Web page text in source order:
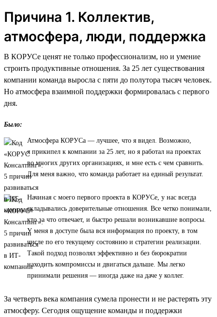
Причина 1. Коллектив,
атмосфера, люди, поддержка
В КОРУСе ценят не только профессионализм, но и умение
строить продуктивные отношения. За 25 лет существования
компании команда выросла с пяти до полутора тысяч человек.
Но атмосфера взаимной поддержки формировалась с первого
дня.
Было:
Атмосфера КОРУСа — лучшее, что я видел. Возможно,
я прикипел к компании за 25 лет, но я работал на проектах
во многих других организациях, и мне есть с чем сравнить.
Для меня важно, что команда работает на единый результат.
Начиная с моего первого проекта в КОРУСе, у нас всегда
складывались доверительные отношения. Все четко понимали,
кто за что отвечает, и быстро решали возникавшие вопросы.
У меня в доступе была вся информация по проекту, в том
числе по его текущему состоянию и стратегии реализации.
Такой подход позволял эффективно и без бюрократии
находить компромиссы и двигаться дальше. Мы легко
принимали решения — иногда даже на даче у коллег.
За четверть века компания сумела пронести и не растерять эту
атмосферу. Сегодня ощущение команды и поддержки